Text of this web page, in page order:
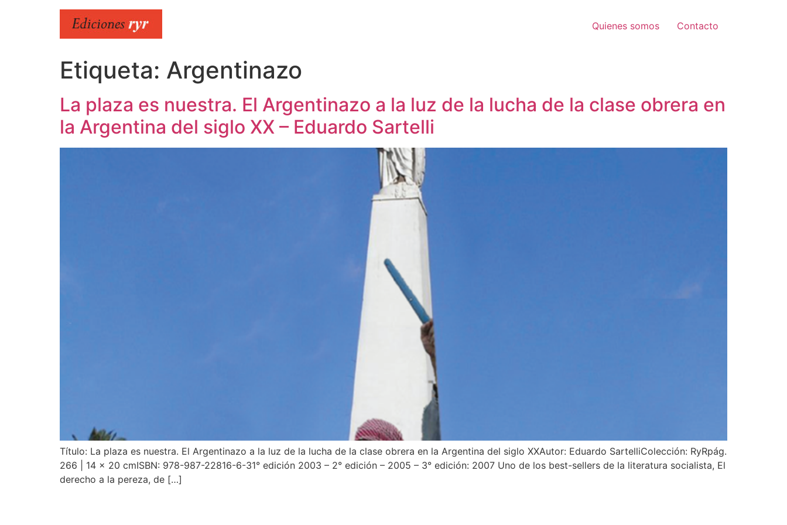
Quienes somos Contacto
Etiqueta: Argentinazo
La plaza es nuestra. El Argentinazo a la luz de la lucha de la clase obrera en
la Argentina del siglo XX – Eduardo Sartelli
Título: La plaza es nuestra. El Argentinazo a la luz de la lucha de la clase obrera en la Argentina del siglo XXAutor: Eduardo SartelliColección: RyRpág.
266 | 14 x 20 cmISBN: 978-987-22816-6-31° edición 2003 – 2° edición – 2005 – 3° edición: 2007 Uno de los best-sellers de la literatura socialista, El
derecho a la pereza, de […]